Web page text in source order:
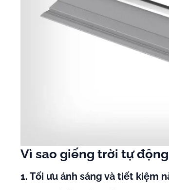
Vì sao giếng trời tự
1. Tối ưu ánh sáng và tiết kiệm